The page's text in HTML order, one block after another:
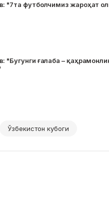
"7та футболчимиз жароҳат
"Бугунги ғалаба –
Ўзбекистон кубоги